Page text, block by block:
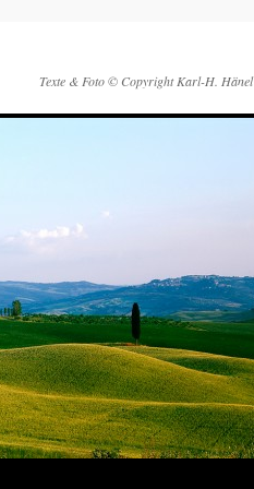
Texte & Foto © Copyright Karl-H. Hänel